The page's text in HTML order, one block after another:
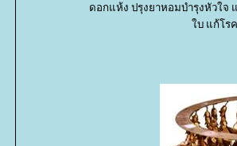
ดอกแห้ง ปรุงยาหอมบำรุงหัวใจ
บ แก้โรค